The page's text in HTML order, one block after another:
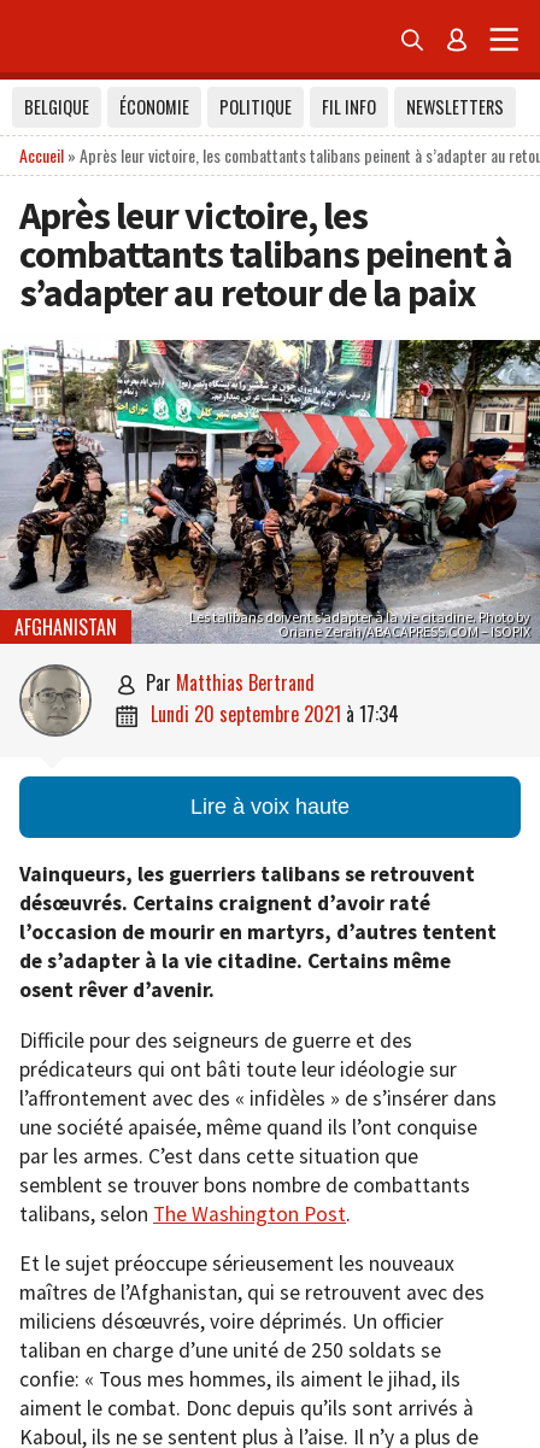
 
BELGIQUE ÉCONOMIE POLITIQUE FIL INFO
NEWSLETTERS
Accueil»Après leur victoire, les combattants talibans peinent à s’adapter au
Après leur victoire, les
combattants talibans peinent à
s’adapter au retour de la paix
Les talibans doivent s’adapter à la vie citadine. Photo by
Oriane Zerah/ABACAPRESS.COM – ISOPIX
AFGHANISTAN
 par Matthias Bertrand
 lundi 20 septembre 2021 à 17:34
Lire à voix haute
Vainqueurs, les guerriers talibans se retrouvent
désœuvrés. Certains craignent d’avoir raté
l’occasion de mourir en martyrs, d’autres tentent
de s’adapter à la vie citadine. Certains même
osent rêver d’avenir.
Difficile pour des seigneurs de guerre et des
prédicateurs qui ont bâti toute leur idéologie sur
l’affrontement avec des « infidèles » de s’insérer dans
une société apaisée, même quand ils l’ont conquise
par les armes. C’est dans cette situation que
semblent se trouver bons nombre de combattants
talibans, selon The Washington Post.
Et le sujet préoccupe sérieusement les nouveaux
maîtres de l’Afghanistan, qui se retrouvent avec des
miliciens désœuvrés, voire déprimés. Un officier
taliban en charge d’une unité de 250 soldats se
confie: « Tous mes hommes, ils aiment le jihad, ils
aiment le combat. Donc depuis qu’ils sont arrivés à
Kaboul, ils ne se sentent plus à l’aise. Il n’y a plus de